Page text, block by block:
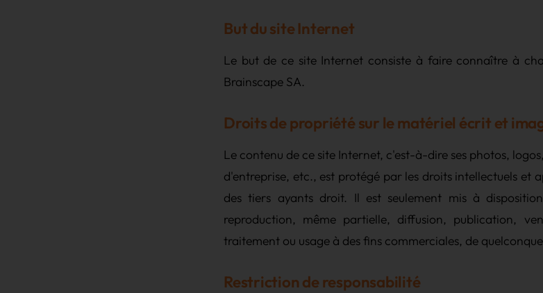
But du site Internet
Le but de ce site Internet consiste à faire connaître à
Brainscape SA.
Droits de propriété sur le matériel écrit et
Le contenu de ce site Internet, c'est-à-dire ses photos,
d'entreprise, etc., est protégé par les droits intellectuels et
des tiers ayants droit. Il est seulement mis à
reproduction, même partielle, diffusion, publication,
traitement ou usage à des fins commerciales, de
Restriction de responsabilité